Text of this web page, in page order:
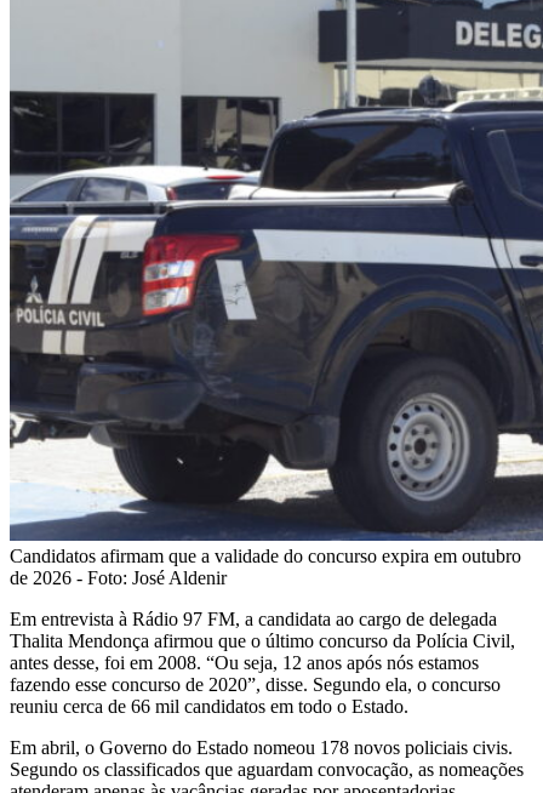
Candidatos afirmam que a validade do concurso expira em outubro
de 2026 - Foto: José Aldenir
Em entrevista à Rádio 97 FM, a candidata ao cargo de delegada
Thalita Mendonça afirmou que o último concurso da Polícia Civil,
antes desse, foi em 2008. “Ou seja, 12 anos após nós estamos
fazendo esse concurso de 2020”, disse. Segundo ela, o concurso
reuniu cerca de 66 mil candidatos em todo o Estado.
Em abril, o Governo do Estado nomeou 178 novos policiais civis.
Segundo os classificados que aguardam convocação, as nomeações